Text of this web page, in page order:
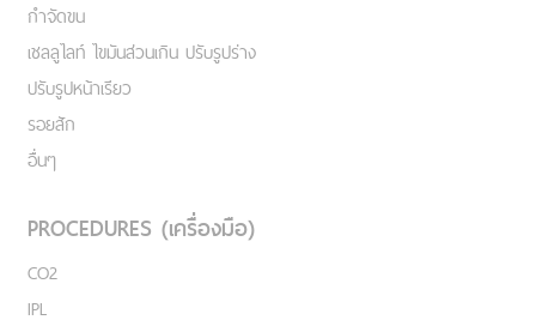
กำจัดขน
เชลลูไลท์ ไขมันส่วนเกิน ปรับรูปร่าง
ปรับรูปหน้าเรียว
รอยสัก
อื่นๆ
PROCEDURES (เครื่องมือ)
CO2
IPL